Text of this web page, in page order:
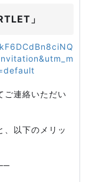
」
ご連絡いただい
、以下のメリッ